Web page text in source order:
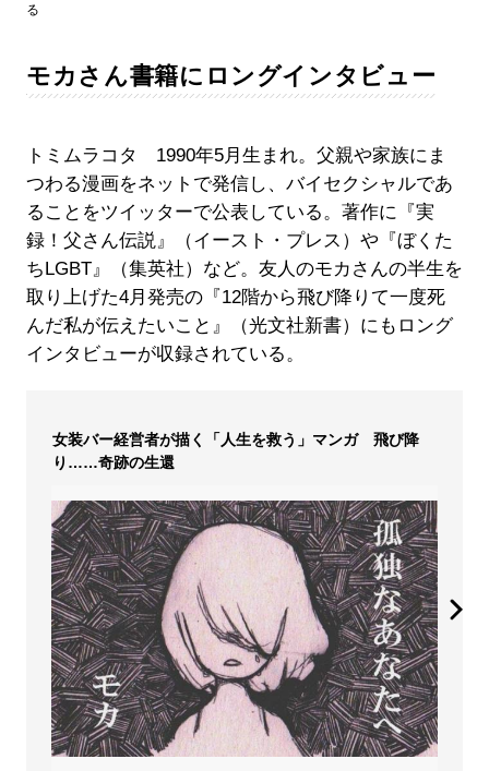
る
モカさん書籍にロングインタビュー
トミムラコタ 1990年5月生まれ。父親や家族にま
つわる漫画をネットで発信し、バイセクシャルであ
ることをツイッターで公表している。著作に『実
録！父さん伝説』（イースト・プレス）や『ぼくた
ちLGBT』（集英社）など。友人のモカさんの半生を
取り上げた4月発売の『12階から飛び降りて一度死
んだ私が伝えたいこと』（光文社新書）にもロング
インタビューが収録されている。
女装バー経営者が描く「人生を救う」マンガ 飛び降
り……奇跡の生還